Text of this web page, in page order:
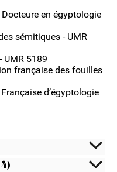
en égyptologie
sémitiques - UMR
UMR 5189
française des fouilles
d’égyptologie